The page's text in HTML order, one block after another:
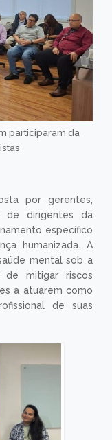
participaram da
por gerentes,
de dirigentes da
específico
humanizada. A
mental sob a
de mitigar riscos
a atuarem como
de suas